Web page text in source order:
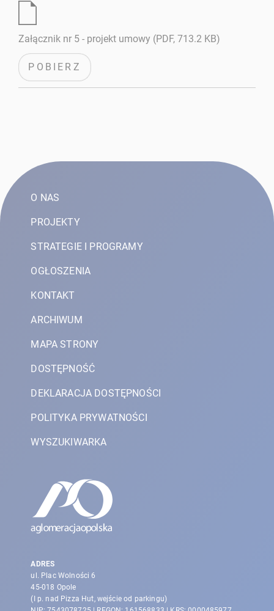
Załącznik nr 5 - projekt umowy (PDF, 713.2 KB)
POBIERZ
ADRES
ul. Plac Wolności 6
45-018 Opole
(I p. nad Pizza Hut, wejście od parkingu)
O NAS
PROJEKTY
STRATEGIE I PROGRAMY
OGŁOSZENIA
KONTAKT
ARCHIWUM
MAPA STRONY
DOSTĘPNOŚĆ
DEKLARACJA DOSTĘPNOŚCI
POLITYKA PRYWATNOŚCI
WYSZUKIWARKA